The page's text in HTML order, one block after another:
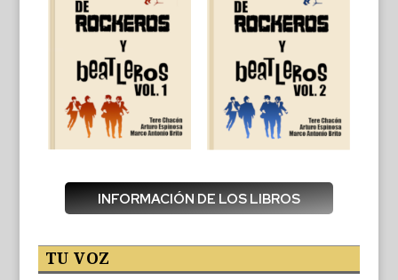
INFORMACIÓN DE LOS LIBROS
TU VOZ